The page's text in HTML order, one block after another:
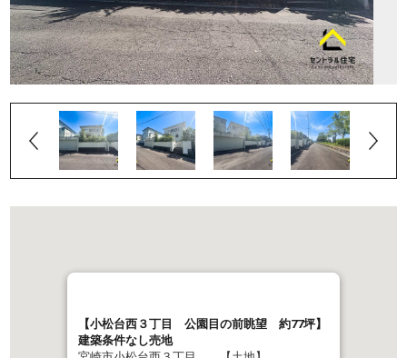
【小松台西３丁目 公園目の前眺望 約77坪】
建築条件なし売地